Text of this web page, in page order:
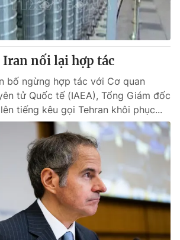
Tấm lòng Việt
Vươn mình bằng AI
VTV8
English
Iran nối lại hợp tác
bố ngừng hợp tác với Cơ quan
tử Quốc tế (IAEA), Tổng Giám đốc
tiếng kêu gọi Tehran khôi phục...